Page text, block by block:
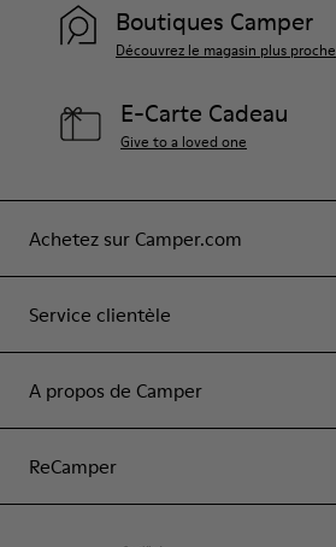
Achetez sur Camper.com
Service clientèle
A propos de Camper
ReCamper
Boutiques Camper
Découvrez le magasin plus proche
E-Carte Cadeau
Give to a loved one